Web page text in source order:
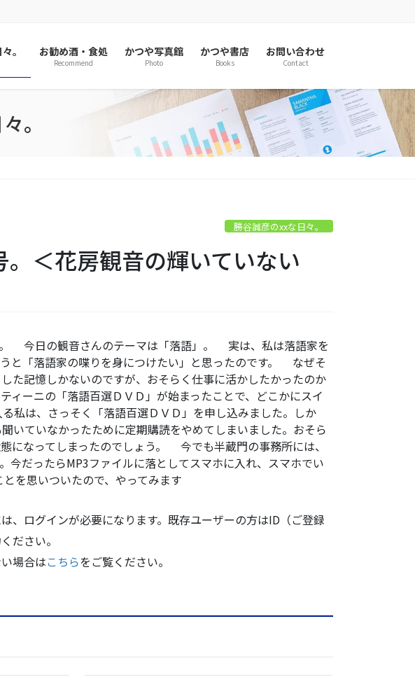
。 お勧め酒・食処
Recommend
かつや写真館
Photo
かつや書店
Books
お問い合わせ
Contact
。
勝谷誠彦のxxな日々。
＜花房観音の輝いていない
今日の観音さんのテーマは「落語」。 実は、私は落語家を
と「落語家の喋りを身につけたい」と思ったのです。 なぜそ
た記憶しかないのですが、おそらく仕事に活かしたかったのか
ィーニの「落語百選ＤＶＤ」が始まったことで、どこかにスイ
私は、さっそく「落語百選ＤＶＤ」を申し込みました。しか
いていなかったために定期購読をやめてしまいました。おそら
になってしまったのでしょう。 今でも半蔵門の事務所には、
今だったらMP3ファイルに落としてスマホに入れ、スマホでい
を思いついたので、やってみます
、ログインが必要になります。既存ユーザーの方はID（ご登録
ださい。
場合はこちらをご覧ください。